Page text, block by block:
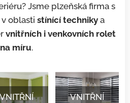
Jsme plzeňská firma s
oblasti stínící technikya
vnitřních i venkovních rolet
na míru.
VNITŘNÍ